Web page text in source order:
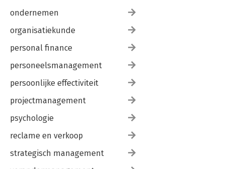
ondernemen
organisatiekunde
personal finance
personeelsmanagement
persoonlijke effectiviteit
projectmanagement
psychologie
reclame en verkoop
strategisch management